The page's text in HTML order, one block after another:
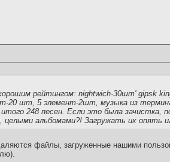
рейтингом: nightwich-30шт' gipsk
20 шт, 5 элемент-2шт, музыка из
248 песен. Если это была зачистка,
целыми альбомами?! Загружать их опять
файлы, загруженные нашими